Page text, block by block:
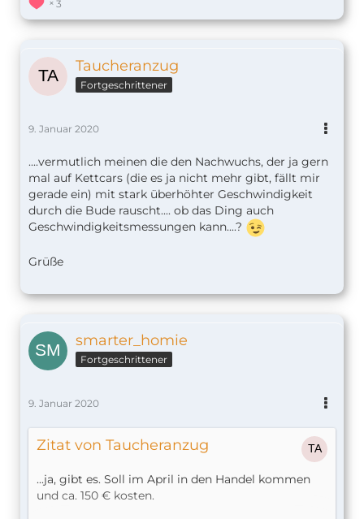
3
Taucheranzug
Fortgeschrittener
9. Januar 2020
....vermutlich meinen die den Nachwuchs, der ja gern
mal auf Kettcars (die es ja nicht mehr gibt, fällt mir
gerade ein) mit stark überhöhter Geschwindigkeit
durch die Bude rauscht.... ob das Ding auch
Geschwindigkeitsmessungen kann....?
Grüße
smarter_homie
Fortgeschrittener
9. Januar 2020
Zitat von Taucheranzug
...ja, gibt es. Soll im April in den Handel kommen
und ca. 150 € kosten.